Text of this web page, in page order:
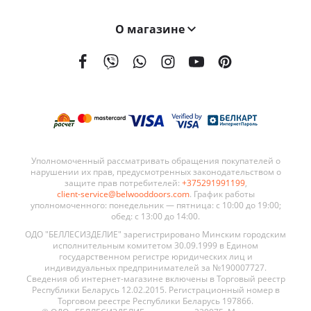
О магазине
Уполномоченный рассматривать обращения покупателей о
нарушении их прав, предусмотренных законодательством о
защите прав потребителей: +375291991199,
client-service@belwooddoors.com. График работы
уполномоченного: понедельник — пятница: с 10:00 до 19:00;
обед: с 13:00 до 14:00.
ОДО "БЕЛЛЕСИЗДЕЛИЕ" зарегистрировано Минским городским
исполнительным комитетом 30.09.1999 в Едином
государственном регистре юридических лиц и
индивидуальных предпринимателей за №190007727.
Сведения об интернет-магазине включены в Торговый реестр
Республики Беларусь 12.02.2015. Регистрационный номер в
Торговом реестре Республики Беларусь 197866.